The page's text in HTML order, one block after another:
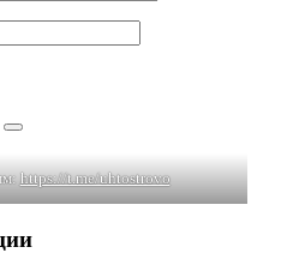
Поиск
https://t.me/uhtostrovo